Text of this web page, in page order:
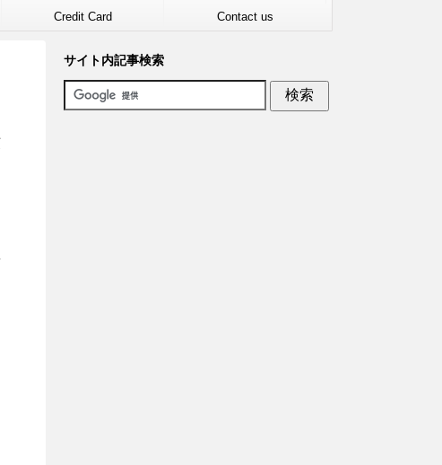
Credit Card Contact us
サイト内記事検索